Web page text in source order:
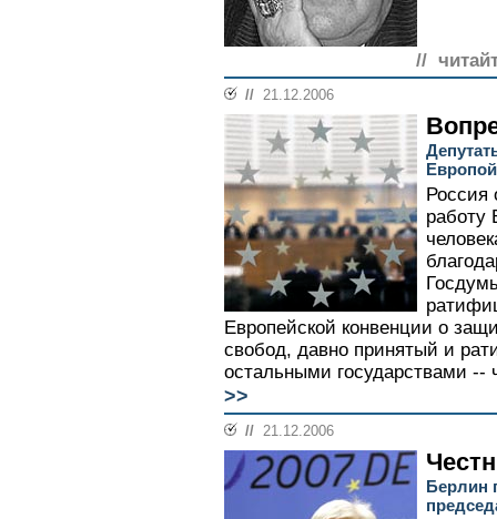
//
// 21.12.2006
Европой
Россия
работу
Европейской конвенции о
свобод, давно принятый и
остальными государствами
>>
// 21.12.2006
Берлин